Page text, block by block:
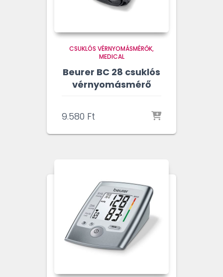
CSUKLÓS VÉRNYOMÁSMÉRŐK
MEDICAL
Beurer BC 28 csuklós
vérnyomásmérő
9.580 Ft